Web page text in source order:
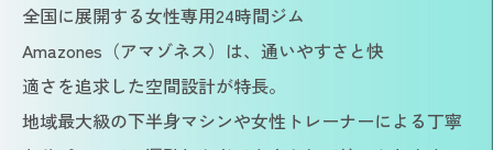
全国に展開する女性専用24時間ジム
Amazones（アマゾネス）は、通いやすさと快
適さを追求した空間設計が特長。
地域最大級の下半身マシンや女性トレーナーによる丁寧